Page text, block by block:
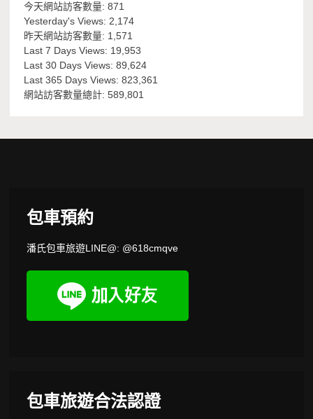
今天網站訪客數量:871
Yesterday's Views:2,174
昨天網站訪客數量: 1,571
Last 7 Days Views: 19,953
Last 30 Days Views:89,624
Last 365 Days Views:823,361
網站訪客數量總計:589,801
包車預約
潘氏包車旅遊LINE@: @618cmqve
包車旅遊合法認證